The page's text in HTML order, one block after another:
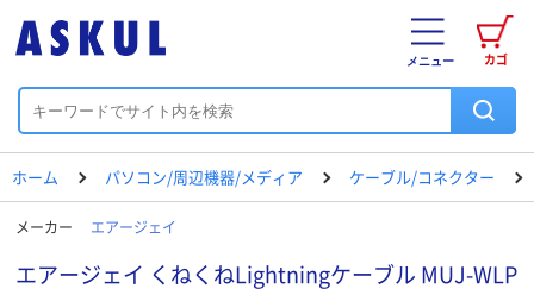
カゴ
メニュー
ホーム パソコン/周辺機器/メディア ケーブル/コネクター
メーカー エアージェイ
エアージェイ くねくねLightningケーブル MUJ-WLP